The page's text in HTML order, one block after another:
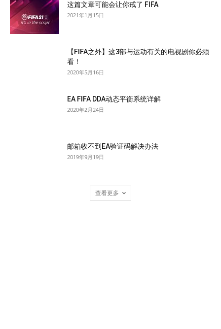
这篇文章可能会让你戒了 FIFA
2021年1月15日
【FIFA之外】这3部与运动有关的电视剧你必须
看！
2020年5月16日
EA FIFA DDA动态平衡系统详解
2020年2月24日
邮箱收不到EA验证码解决办法
2019年9月19日
查看更多